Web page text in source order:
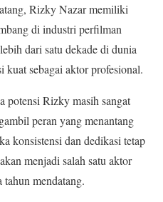
Rizky Nazar memiliki
di industri perfilman
dari satu dekade di dunia
sebagai aktor profesional.
potensi Rizky masih sangat
peran yang menantang
konsistensi dan dedikasi tetap
menjadi salah satu aktor
tahun mendatang.